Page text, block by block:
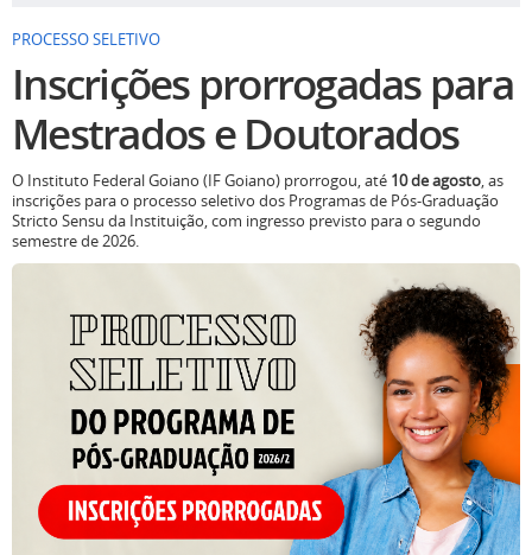
PROCESSO SELETIVO
Inscrições prorrogadas para
Mestrados e Doutorados
O Instituto Federal Goiano (IF Goiano) prorrogou, até 10 de agosto, as
inscrições para o processo seletivo dos Programas de Pós-Graduação
Stricto Sensu da Instituição, com ingresso previsto para o segundo
semestre de 2026.